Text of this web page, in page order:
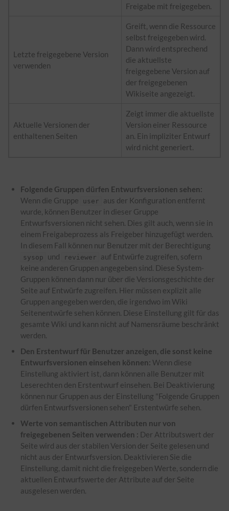
Freigabe mit freigegeben.
Letzte freigegebene Version
verwenden
Greift, wenn die Ressource
selbst freigegeben wird.
Dann wird entsprechend
die aktuellste
freigegebene Version auf
der freigegebenen
Wikiseite angezeigt.
Aktuelle Versionen der
enthaltenen Seiten
Zeigt immer die aktuellste
Version einer Ressource
an. Ein impliziter Entwurf
wird nicht generiert.
Folgende Gruppen dürfen Entwurfsversionen sehen:
Wenn die Gruppe
user
aus der Konfiguration entfernt
wurde, können Benutzer in dieser Gruppe
Entwurfsversionen nicht sehen. Dies gilt auch, wenn sie in
einem Freigabeprozess als Freigeber hinzugefügt werden.
In diesem Fall können nur Benutzer mit der Berechtigung
sysop und reviewer
auf Entwürfe zugreifen, sofern
keine anderen Gruppen angegeben sind. Diese System-
Gruppen können dann nur über die Versionsgeschichte der
Seite auf Entwürfe zugreifen. Hier müssen explizit alle
Gruppen angegeben werden, die irgendwo im Wiki
Seitenentwürfe sehen können. Diese Einstellung gilt für das
gesamte Wiki und kann nicht auf Namensräume beschränkt
werden.
Den Erstentwurf für Benutzer anzeigen, die sonst keine
Entwurfsversionen einsehen können: Wenn diese
Einstellung aktiviert ist, dann können alle Benutzer mit
Leserechten den Erstentwurf einsehen. Bei Deaktivierung
können nur Gruppen aus der Einstellung "Folgende Gruppen
dürfen Entwurfsversionen sehen" Erstentwürfe sehen.
Werte von semantischen Attributen nur von
freigegebenen Seiten verwenden : Der Attributswert der
Seite wird aus der stabilen Version der Seite gelesen und
nicht aus der Entwurfsversion. Deaktivieren Sie die
Einstellung, damit nicht die freigegeben Werte, sondern die
aktuellen Entwurfswerte der Attribute auf der Seite
ausgelesen werden.